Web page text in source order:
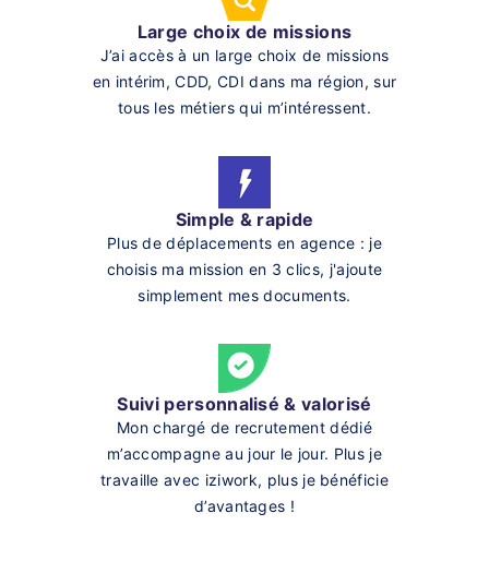
Large choix de missions
J’ai accès à un large choix de missions
en intérim, CDD, CDI dans ma région, sur
tous les métiers qui m’intéressent.
Simple & rapide
Plus de déplacements en agence : je
choisis ma mission en 3 clics, j'ajoute
simplement mes documents.
Suivi personnalisé & valorisé
Mon chargé de recrutement dédié
m’accompagne au jour le jour. Plus je
travaille avec iziwork, plus je bénéficie
d’avantages !